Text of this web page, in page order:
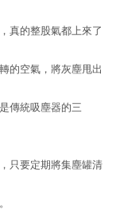
真的整股氣都上來了
的空氣，將灰塵甩出
傳統吸塵器的三
只要定期將集塵罐清